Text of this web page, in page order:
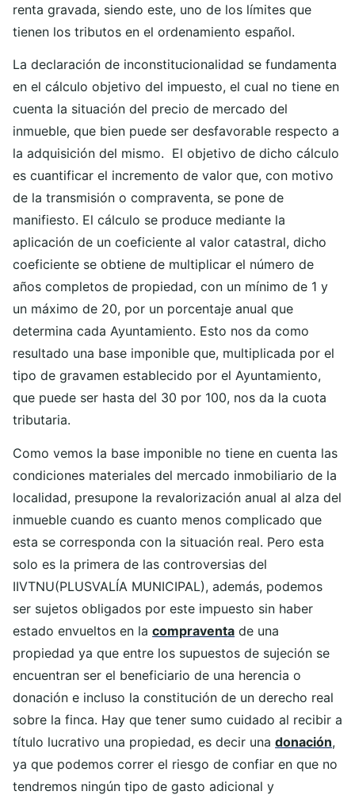
renta gravada, siendo este, uno de los límites que
tienen los tributos en el ordenamiento español.
La declaración de inconstitucionalidad se fundamenta
en el cálculo objetivo del impuesto, el cual no tiene en
cuenta la situación del precio de mercado del
inmueble, que bien puede ser desfavorable respecto a
la adquisición del mismo. El objetivo de dicho cálculo
es cuantificar el incremento de valor que, con motivo
de la transmisión o compraventa, se pone de
manifiesto. El cálculo se produce mediante la
aplicación de un coeficiente al valor catastral, dicho
coeficiente se obtiene de multiplicar el número de
años completos de propiedad, con un mínimo de 1 y
un máximo de 20, por un porcentaje anual que
determina cada Ayuntamiento. Esto nos da como
resultado una base imponible que, multiplicada por el
tipo de gravamen establecido por el Ayuntamiento,
que puede ser hasta del 30 por 100, nos da la cuota
tributaria.
Como vemos la base imponible no tiene en cuenta las
condiciones materiales del mercado inmobiliario de la
localidad, presupone la revalorización anual al alza del
inmueble cuando es cuanto menos complicado que
esta se corresponda con la situación real. Pero esta
solo es la primera de las controversias del
IIVTNU(PLUSVALÍA MUNICIPAL), además, podemos
ser sujetos obligados por este impuesto sin haber
estado envueltos en la compraventa de una
propiedad ya que entre los supuestos de sujeción se
encuentran ser el beneficiario de una herencia o
donación e incluso la constitución de un derecho real
sobre la finca. Hay que tener sumo cuidado al recibir a
título lucrativo una propiedad, es decir una donación,
ya que podemos correr el riesgo de confiar en que no
tendremos ningún tipo de gasto adicional y